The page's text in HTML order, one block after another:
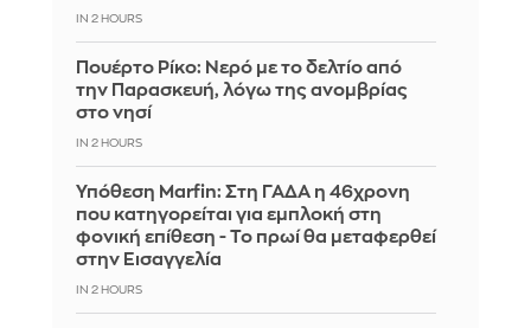
IN 2 HOURS
Πουέρτο Ρίκο: Νερό με το δελτίο από
την Παρασκευή, λόγω της ανομβρίας
στο νησί
IN 2 HOURS
Υπόθεση Marfin: Στη ΓΑΔΑ η 46χρονη
που κατηγορείται για εμπλοκή στη
φονική επίθεση - Το πρωί θα μεταφερθεί
στην Εισαγγελία
IN 2 HOURS